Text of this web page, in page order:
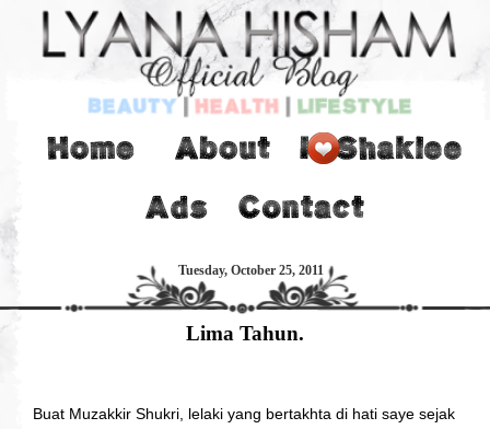
Tuesday, October 25, 2011
Lima Tahun.
Buat Muzakkir Shukri, lelaki yang bertakhta di hati saye sejak